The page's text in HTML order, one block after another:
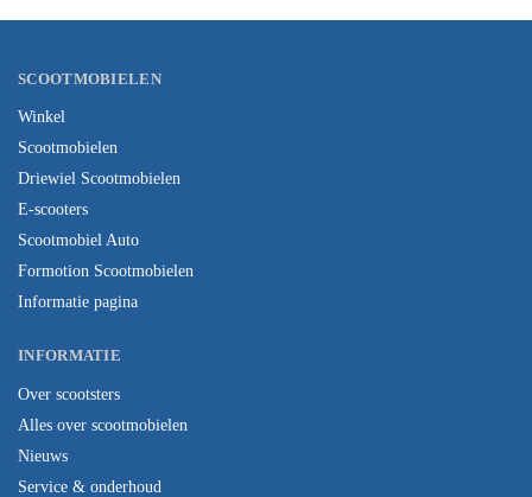
SCOOTMOBIELEN
Winkel
Scootmobielen
Driewiel Scootmobielen
E-scooters
Scootmobiel Auto
Formotion Scootmobielen
Informatie pagina
INFORMATIE
Over scootsters
Alles over scootmobielen
Nieuws
Service & onderhoud